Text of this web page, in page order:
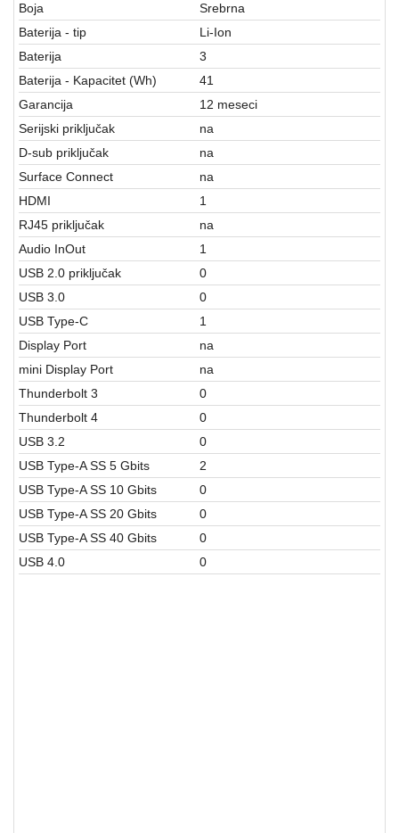
Boja
Srebrna
Baterija - tip
Li-Ion
Baterija
3
Baterija - Kapacitet (Wh)
41
Garancija
12 meseci
Serijski priključak
na
D-sub priključak
na
Surface Connect
na
HDMI
1
RJ45 priključak
na
Audio InOut
1
USB 2.0 priključak
0
USB 3.0
0
USB Type-C
1
Display Port
na
mini Display Port
na
Thunderbolt 3
0
Thunderbolt 4
0
USB 3.2
0
USB Type-A SS 5 Gbits
2
USB Type-A SS 10 Gbits
0
USB Type-A SS 20 Gbits
0
USB Type-A SS 40 Gbits
0
USB 4.0
0